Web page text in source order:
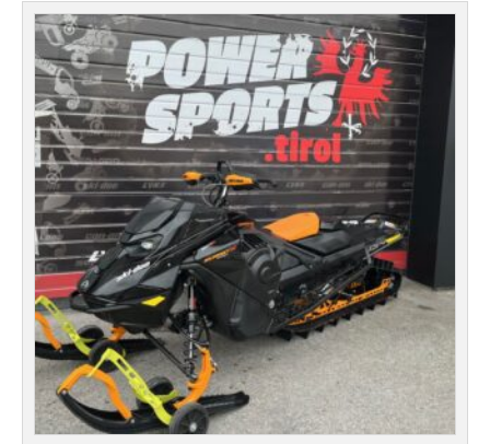
Ursprünglicher
Preis
war:
€ 21.900,00
Aktueller
Preis
ist:
€ 18.450,00.